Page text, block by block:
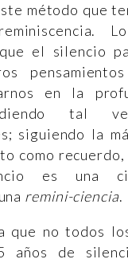
método que
el silencio
en la
tal
siguiendo la
como
es una
remini-ciencia.
que no todos
años de